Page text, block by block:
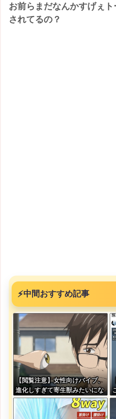
お前らまだなんかすげぇ
されてるの？
⚡中間おすすめ記事
【閲覧注意】女性向けバイブ、
進化しすぎて寄生獣みたいにな
ってしまう・・・